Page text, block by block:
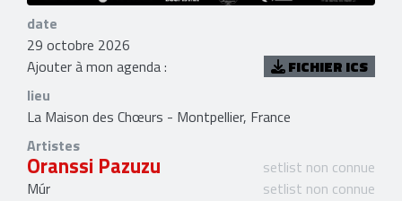
date
29 octobre 2026
Ajouter à mon agenda :
FICHIER ICS
lieu
La Maison des Chœurs - Montpellier, France
Artistes
Oranssi Pazuzu
setlist non connue
Múr
setlist non connue